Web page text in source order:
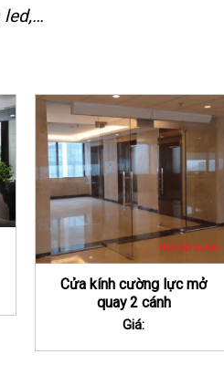
led,…
Cửa kính cường lực mở
quay 2 cánh
Giá: